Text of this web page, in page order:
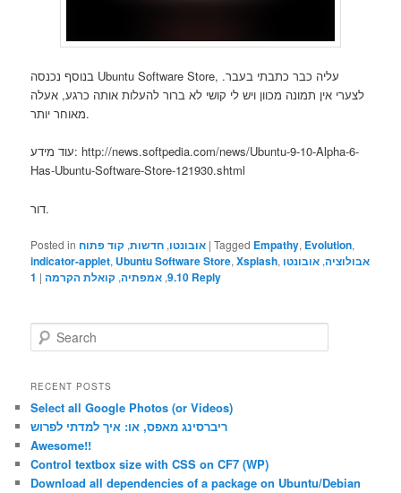
בנוסף נכנסה Ubuntu Software Store, עליה כבר כתבתי בעבר.
לצערי אין תמונה מכוון ויש לי קושי לא ברור להעלות אותה כרגע, אעלה
מאוחר יותר.
עוד מידע: http://news.softpedia.com/news/Ubuntu-9-10-Alpha-6-
Has-Ubuntu-Software-Store-121930.shtml
דור.
Posted in אובונטו, חדשות, קוד פתוח |Tagged Empathy, Evolution,
indicator-applet, Ubuntu Software Store,Xsplash, אבולוציה, אובונטו
9.10
, אמפתיה, קואלת הקרמה |
1 Reply
e
r
h
RECENT POSTS
Select all Google Photos (or Videos)
ריברסינג מאפס, או: איך למדתי לפרוש
Awesome!!
Control textbox size with CSS on CF7 (WP)
Download all dependencies of a package on Ubuntu/Debian